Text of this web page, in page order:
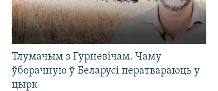
Тлумачым з Гурневічам. Чаму
ўборачную ў Беларусі ператвараюць у
цырк